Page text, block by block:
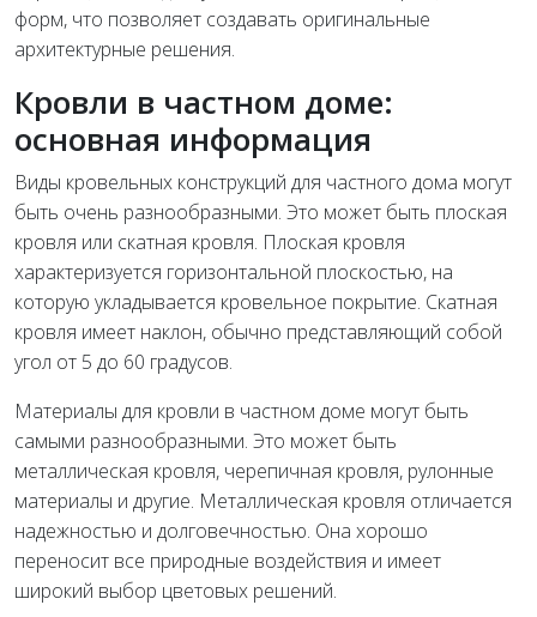
форм, что позволяет создавать оригинальные
архитектурные решения.
Кровли в частном доме:
основная информация
Виды кровельных конструкций для частного дома могут
быть очень разнообразными. Это может быть плоская
кровля или скатная кровля. Плоская кровля
характеризуется горизонтальной плоскостью, на
которую укладывается кровельное покрытие. Скатная
кровля имеет наклон, обычно представляющий собой
угол от 5 до 60 градусов.
Материалы для кровли в частном доме могут быть
самыми разнообразными. Это может быть
металлическая кровля, черепичная кровля, рулонные
материалы и другие. Металлическая кровля отличается
надежностью и долговечностью. Она хорошо
переносит все природные воздействия и имеет
широкий выбор цветовых решений.